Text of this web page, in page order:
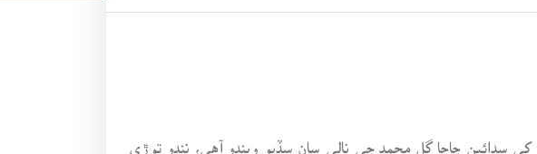
سدائين چاچا گل محمد جي نالي سان سڏيو ويندو آهي، ننڍو توڙي